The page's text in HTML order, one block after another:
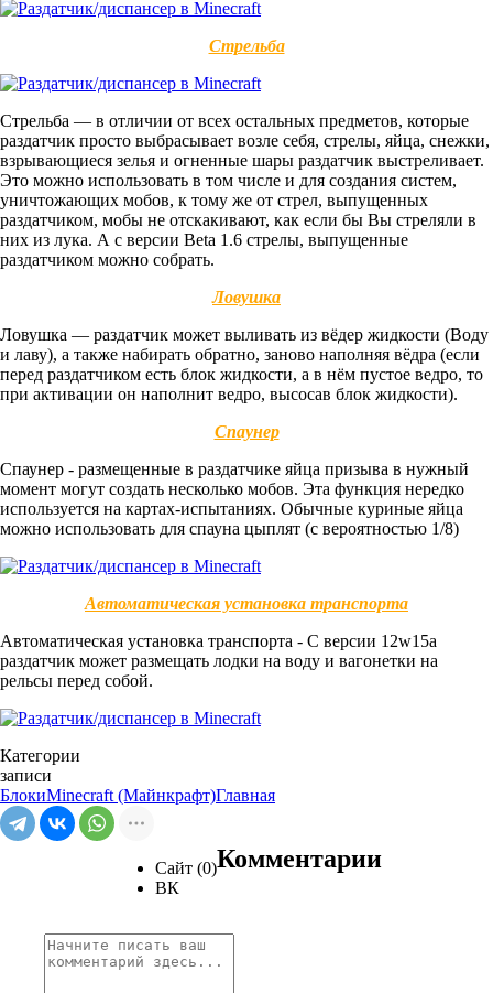
Стрельба
Стрельба — в отличии от всех остальных предметов, которые
раздатчик просто выбрасывает возле себя, стрелы, яйца, снежки,
взрывающиеся зелья и огненные шары раздатчик выстреливает.
Это можно использовать в том числе и для создания систем,
уничтожающих мобов, к тому же от стрел, выпущенных
раздатчиком, мобы не отскакивают, как если бы Вы стреляли в
них из лука. А с версии Beta 1.6 стрелы, выпущенные
раздатчиком можно собрать.
Ловушка
Ловушка — раздатчик может выливать из вёдер жидкости (Воду
и лаву), а также набирать обратно, заново наполняя вёдра (если
перед раздатчиком есть блок жидкости, а в нём пустое ведро, то
при активации он наполнит ведро, высосав блок жидкости).
Спаунер
Спаунер - размещенные в раздатчике яйца призыва в нужный
момент могут создать несколько мобов. Эта функция нередко
используется на картах-испытаниях. Обычные куриные яйца
можно использовать для спауна цыплят (с вероятностью 1/8)
Автоматическая установка транспорта
Автоматическая установка транспорта - С версии 12w15a
раздатчик может размещать лодки на воду и вагонетки на
рельсы перед собой.
Категории
записи
БлокиMinecraft (Майнкрафт)Главная
Сайт (0)
ВК
Комментарии